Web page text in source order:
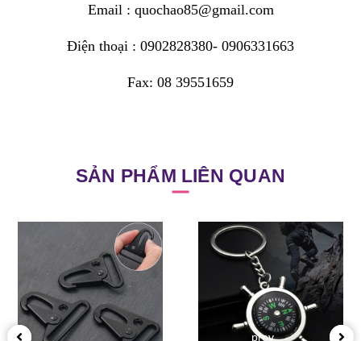
Email : quochao85@gmail.com
Điện thoại : 0902828380- 0906331663
Fax: 08 39551659
SẢN PHẨM LIÊN QUAN
prev